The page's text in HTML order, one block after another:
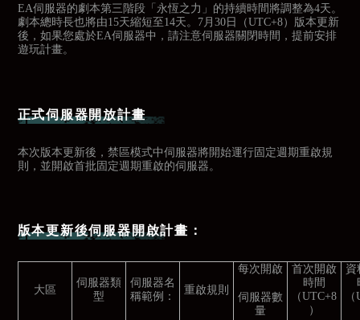
EA伺服器的劇本第三階段「永恆之力」的持續時間將調整為4天。
劇本總時長也將由15天縮短至14天。7月30日（UTC+8）版本更新
後，如果您處於EA伺服器中，請注意伺服器關閉時間，提前安排
遊玩計畫。
正式伺服器開放計畫
本次版本更新後，禁區模式中伺服器將開始運行固定週期重啟規
則，並開啟首批固定週期重啟的伺服器。
版本更新後伺服器開啟計畫：
大區
伺服器類
型
伺服器名
稱範例：
重啟規則
每次開啟
伺服器數
量
首次開啟
時間
（UTC+8
）
資